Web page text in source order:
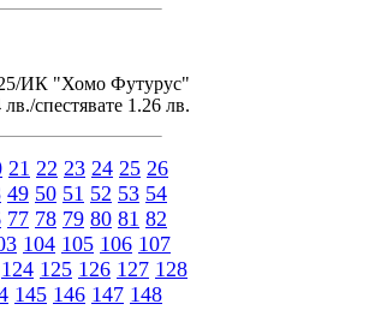
ИК "Хомо Футурус"
спестявате 1.26 лв.
21 22 23 24 25 26
49 50 51 52 53 54
77 78 79 80 81 82
104 105 106 107
124 125 126 127 128
145 146 147 148